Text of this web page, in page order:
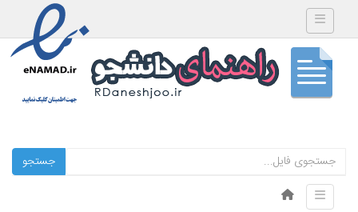
Toggle navigation
جستجو
Menu
Skip to content
Toggle navigation